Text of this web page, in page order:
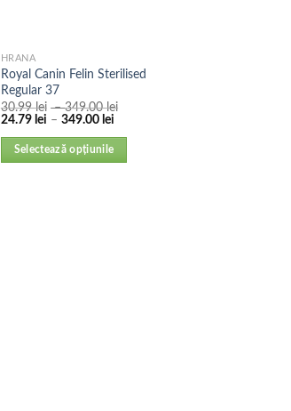
HRANA
Royal Canin Felin Sterilised
Regular 37
30.99lei –349.00lei
24.79 lei – 349.00 lei
Selectează opțiunile